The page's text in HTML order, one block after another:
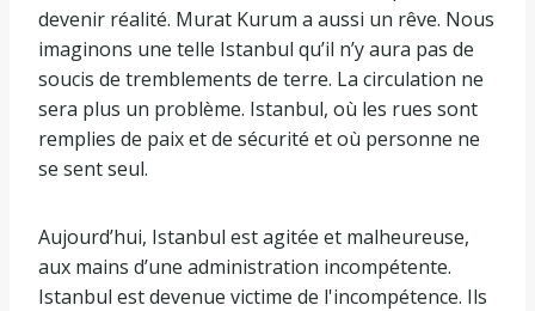
devenir réalité. Murat Kurum a aussi un rêve. Nous
imaginons une telle Istanbul qu’il n’y aura pas de
soucis de tremblements de terre. La circulation ne
sera plus un problème. Istanbul, où les rues sont
remplies de paix et de sécurité et où personne ne
se sent seul.
Aujourd’hui, Istanbul est agitée et malheureuse,
aux mains d’une administration incompétente.
Istanbul est devenue victime de l'incompétence. Ils